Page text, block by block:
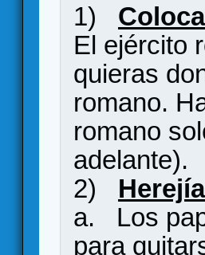
1)
El ejército
quieras
romano.
romano
adelante).
2)
a. Los
para